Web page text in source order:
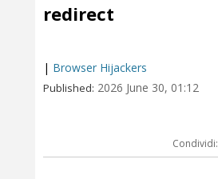
redirect
| Browser Hijackers
Published: 2026 June 30, 01:12
Condividi: